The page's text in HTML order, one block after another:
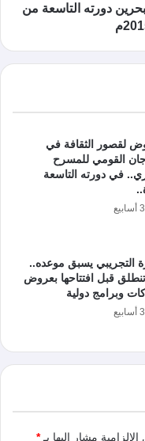
دورته التاسعة من
لقصور الثقافة في
القومي للمسرح
في دورته التاسعة
التجريبي يسبق موعده..
قبل افتتاحها بعروض
وبرامج دولية
الإلزامية مشار إليها بـ*